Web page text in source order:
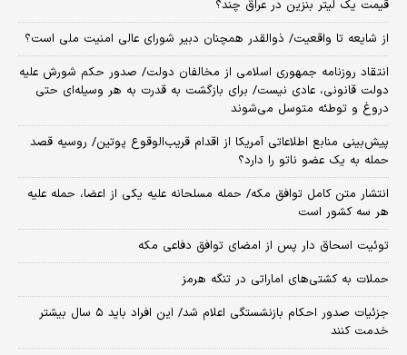
قیمت یک لیتر بنزین در عراق چند؟
از شایعه تا واقعیت/ ذوالقدر همچنان دبیر شورای ‌عالی امنیت ملی است؟
انتقاد روزنامه جمهوری اسلامی از مخالفان دولت/ صدور حکم شورش علیه
دولت قانونی، عادی نیست/ برای بازگشت به قدرت به هر وسیله‌ای حتی
دروغ و توطئه متوسل می‌شوند
پیش‌بینی منابع اطلاعاتی آمریکا از اقدام قریب‌الوقوع پوتین/ روسیه قصد
حمله به یک عضو ناتو را دارد؟
انتشار متن کامل توافق مکه/ حمله مسلحانه علیه یکی از اعضا، حمله علیه
هر سه کشور است
توئیت اسحاق دار پس از امضای توافق دفاعی مکه
حملات به کشتی‌های اماراتی در تنگه هرمز
جزئیات صدور احکام بازنشستگی اعلام شد/ این افراد باید ۵ سال بیشتر
خدمت کنند